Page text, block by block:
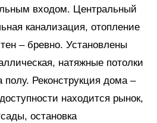
входом. Центральный
канализация, отопление
– бревно. Установлены
натяжные потолки
полу. Реконструкция дома –
находится рынок,
остановка